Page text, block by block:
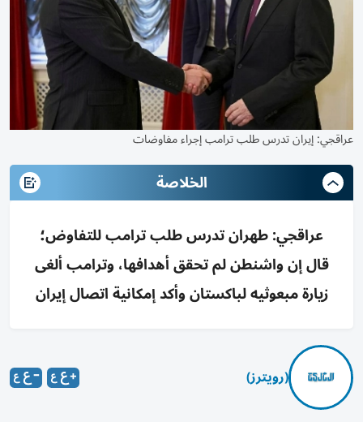
عراقجي: إيران تدرس طلب ترامب إجراء مفاوضات
الخلاصة
عراقجي: طهران تدرس طلب ترامب للتفاوض؛
قال إن واشنطن لم تحقق أهدافها، وترامب ألغى
زيارة مبعوثيه لباكستان وأكد إمكانية اتصال إيران
(رويترز)